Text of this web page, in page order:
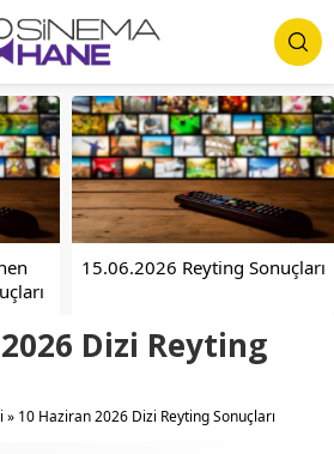
Taşacak Bu Deniz Dizisi
Dizi Reyting
» 10 Haziran 2026 Dizi Reyting Sonuçları